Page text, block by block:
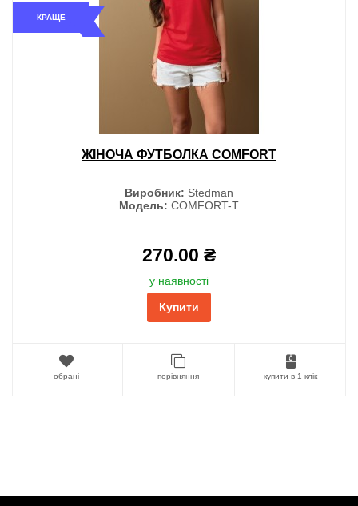
КРАЩЕ
ЖІНОЧА ФУТБОЛКА COMFORT
Виробник: Stedman
Модель: COMFORT-T
270.00 ₴
у наявності
Купити
обрані порівняння купити в 1 клік